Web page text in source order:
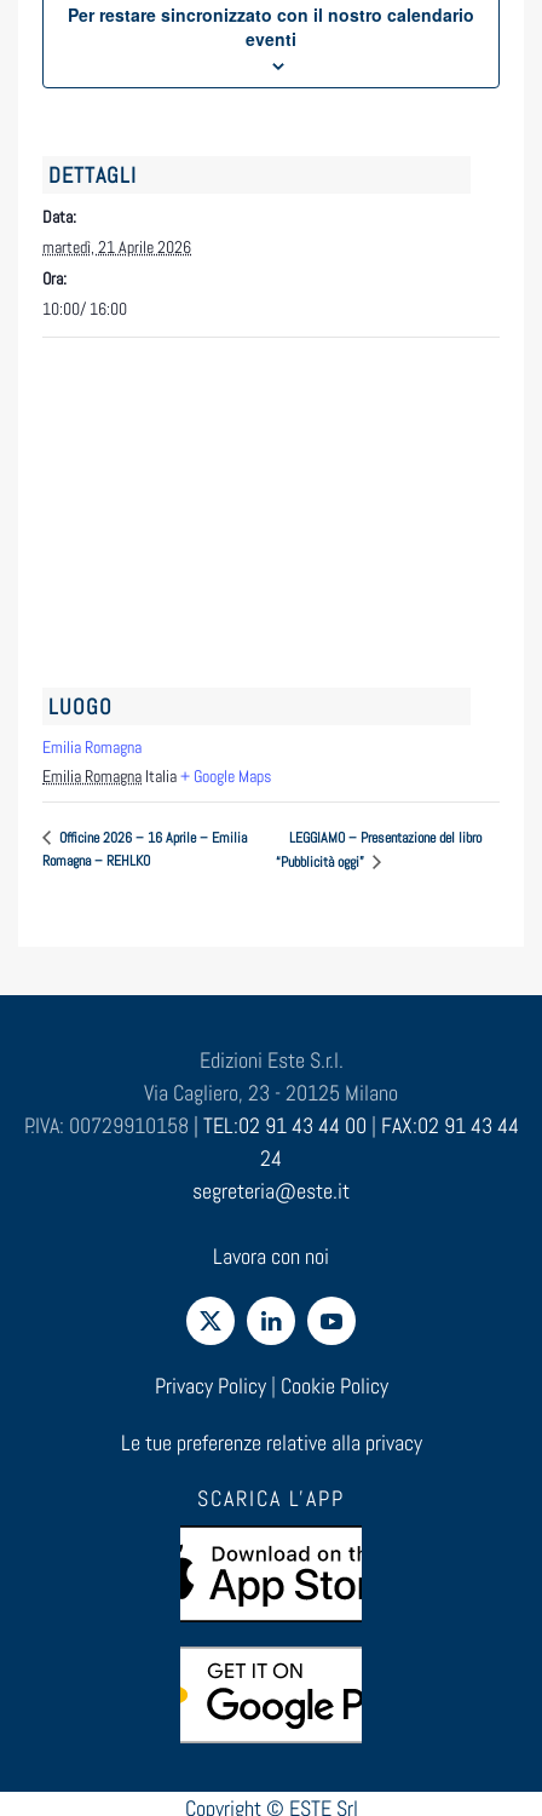
Per restare sincronizzato con il nostro calendario
eventi
DETTAGLI
Data:
martedì, 21 Aprile 2026
Ora:
10:00/ 16:00
LUOGO
Emilia Romagna
Emilia Romagna Italia+ Google Maps
Officine 2026 – 16 Aprile – Emilia
Romagna – REHLKO
LEGGIAMO – Presentazione del libro
“Pubblicità oggi”
Edizioni Este S.r.l.
Via Cagliero, 23 - 20125 Milano
P.IVA: 00729910158 | TEL:02 91 43 44 00 | FAX:02 91 43 44
24
segreteria@este.it
Lavora con noi
Privacy Policy| Cookie Policy
Le tue preferenze relative alla privacy
SCARICA L'APP
Copyright © ESTE Srl